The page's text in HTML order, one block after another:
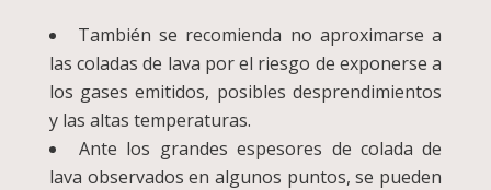
También se recomienda no aproximarse a
las coladas de lava por el riesgo de exponerse a
los gases emitidos, posibles desprendimientos
y las altas temperaturas.
Ante los grandes espesores de colada de
lava observados en algunos puntos, se pueden